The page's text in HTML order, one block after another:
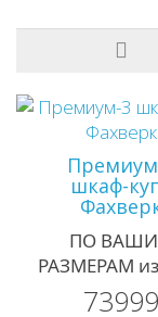
шкаф-
ПО
РАЗМЕРАМ
73999